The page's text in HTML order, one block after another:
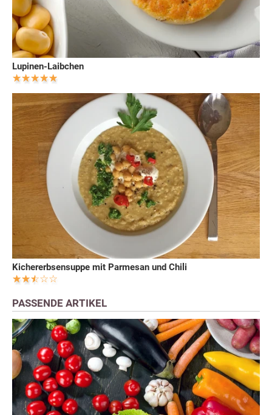
Lupinen-Laibchen
Kichererbsensuppe mit Parmesan und Chili
PASSENDE ARTIKEL